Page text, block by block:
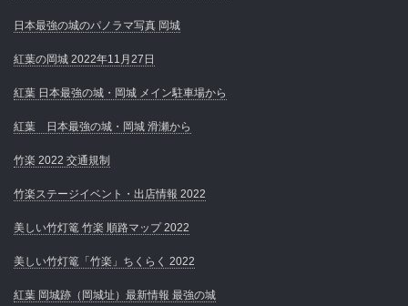
日本最強の城のパノラマ写真 岡城
紅葉の岡城 2022年11月27日
紅葉 日本最強の城・岡城 メイン駐車場から
紅葉 日本最強の城・岡城 滑瀬から
竹楽 2022 交通規制
竹楽ステージイベント・出店情報 2022
美しい竹灯篭 竹楽 順路マップ 2022
美しい竹灯篭「竹楽」ちくらく 2022
紅葉 岡城跡（岡城址）最新情報 最強の城